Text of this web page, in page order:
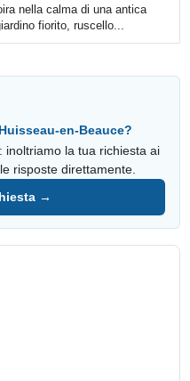
nella calma di una antica
fiorito, ruscello...
en-Beauce?
inoltriamo la tua richiesta ai
risposte direttamente.
→